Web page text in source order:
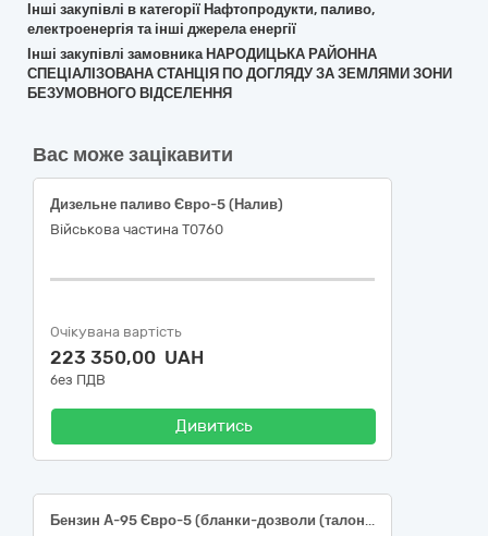
Інші закупівлі в категорії Нафтопродукти, паливо,
електроенергія та інші джерела енергії
Інші закупівлі замовника НАРОДИЦЬКА РАЙОННА
СПЕЦІАЛІЗОВАНА СТАНЦІЯ ПО ДОГЛЯДУ ЗА ЗЕМЛЯМИ ЗОНИ
БЕЗУМОВНОГО ВІДСЕЛЕННЯ
Вас може зацікавити
Дизельне паливо Євро-5 (Налив)
Військова частина Т0760
Очікувана вартість
223 350,00 UAH
без ПДВ
Дивитись
Бензин А-95 Євро-5 (бланки-дозволи (талони)